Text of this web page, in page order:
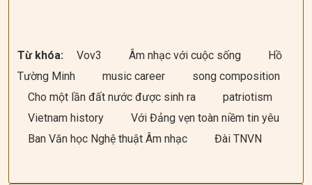
Từ khóa: Vov3 Âm nhạc với cuộc sống
Hồ
Tường Minh
music career
song composition
Cho một lần đất nước được sinh ra
patriotism
Vietnam history
Với Đảng vẹn toàn niềm tin yêu
Ban Văn học Nghệ thuật Âm nhạc
Đài TNVN